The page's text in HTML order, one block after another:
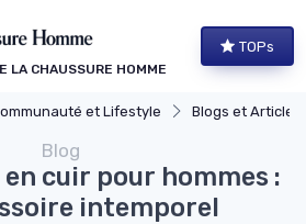
LA CHAUSSURE HOMME
TOPs
et Lifestyle Blogs et Articles
Blog
cuir pour hommes :
intemporel
cookies